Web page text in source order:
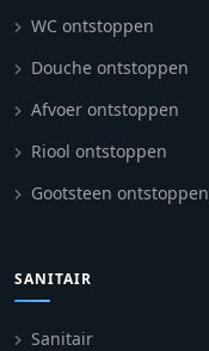
WC ontstoppen
Douche ontstoppen
Afvoer ontstoppen
Riool ontstoppen
Gootsteen ontstoppen
SANITAIR
Sanitair